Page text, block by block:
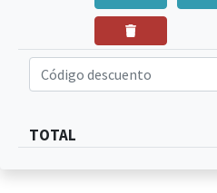
Código descuento
TOTAL